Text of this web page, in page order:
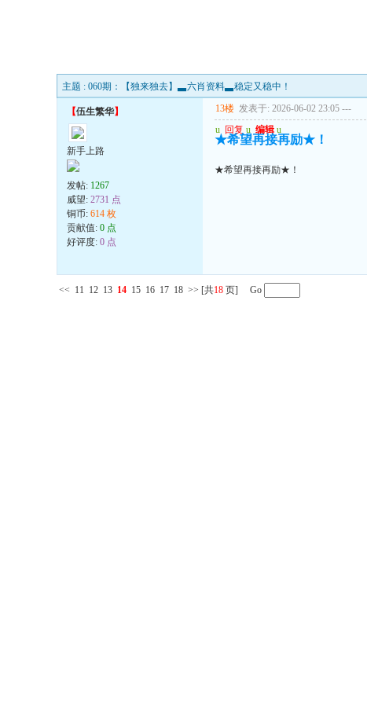
主题 : 060期：【独来独去】▃六肖资料▃稳定又稳中！
【伍生繁华】
新手上路
发帖: 1267
威望: 2731 点
铜币: 614 枚
贡献值: 0 点
好评度: 0 点
13楼 发表于: 2026-06-02 23:05 ---
u 回复 u 编辑 u
★希望再接再励★！
★希望再接再励★！
<< 11 12 13 14 15 16 17 18 >> [共18 页] Go